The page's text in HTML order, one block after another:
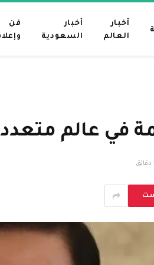
أخبار
العالم
أخبار
السعودية
فن
في عالم